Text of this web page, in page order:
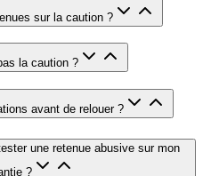
sur la caution ?
la caution ?
avant de relouer ?
une retenue abusive sur mon
?